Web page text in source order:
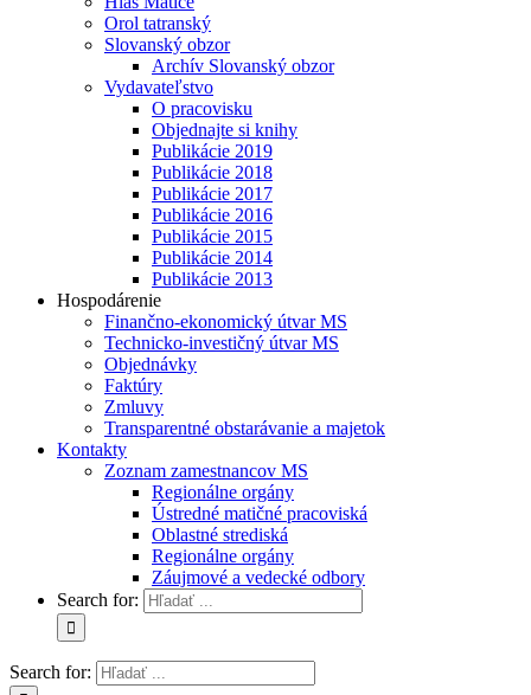
Orol tatranský
Slovanský obzor
Archív Slovanský obzor
Vydavateľstvo
O pracovisku
Objednajte si knihy
Publikácie 2019
Publikácie 2018
Publikácie 2017
Publikácie 2016
Publikácie 2015
Publikácie 2014
Publikácie 2013
Hospodárenie
Finančno-ekonomický útvar MS
Technicko-investičný útvar MS
Objednávky
Faktúry
Zmluvy
Transparentné obstarávanie a majetok
Kontakty
Zoznam zamestnancov MS
Regionálne orgány
Ústredné matičné pracoviská
Oblastné strediská
Regionálne orgány
Záujmové a vedecké odbory
Search for:
Search for: